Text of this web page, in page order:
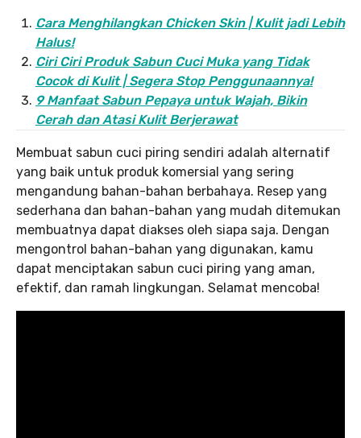
Cara Menghilangkan Chicken Skin | Kulit jadi Lebih
Halus!
Ciri Ciri Produk Sabun Cuci Muka yang Tidak
Cocok di Kulit | Segera Stop Penggunaannya!
9 Manfaat Sabun Pepaya untuk Wajah, Bikin
Cerah dan Atasi Kulit Berjerawat
Membuat sabun cuci piring sendiri adalah alternatif
yang baik untuk produk komersial yang sering
mengandung bahan-bahan berbahaya. Resep yang
sederhana dan bahan-bahan yang mudah ditemukan
membuatnya dapat diakses oleh siapa saja. Dengan
mengontrol bahan-bahan yang digunakan, kamu
dapat menciptakan sabun cuci piring yang aman,
efektif, dan ramah lingkungan. Selamat mencoba!